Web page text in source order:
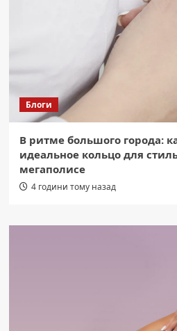
Блоги
В ритме большого города:
идеальное кольцо для
мегаполисе
4 години тому назад